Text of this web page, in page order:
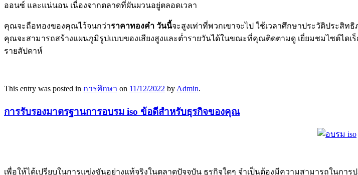
ออนซ์ และแน่นอน เนื่องจากตลาดที่ผันผวนอยู่ตลอดเวลา
คุณจะถือทองของคุณไว้จนกว่าราคาทองคำ วันนี้จะสูงเท่าที่พวกเขาจะไป ใช้เวลาศึกษาประวัติประสิ
คุณจะสามารถสร้างแผนภูมิรูปแบบของเสียงสูงและต่ำรายวันได้ในขณะที่คุณติดตามดู เยี่ยมชมไซต์ได
รายสัปดาห์
This entry was posted in การศึกษา on 11/12/2022 by Admin.
การรับรองมาตรฐานการอบรม iso ข้อดีสำหรับธุรกิจของคุณ
เพื่อให้ได้เปรียบในการแข่งขันอย่างแท้จริงในตลาดปัจจุบัน ธุรกิจใดๆ จำเป็นต้องมีความสามารถในก